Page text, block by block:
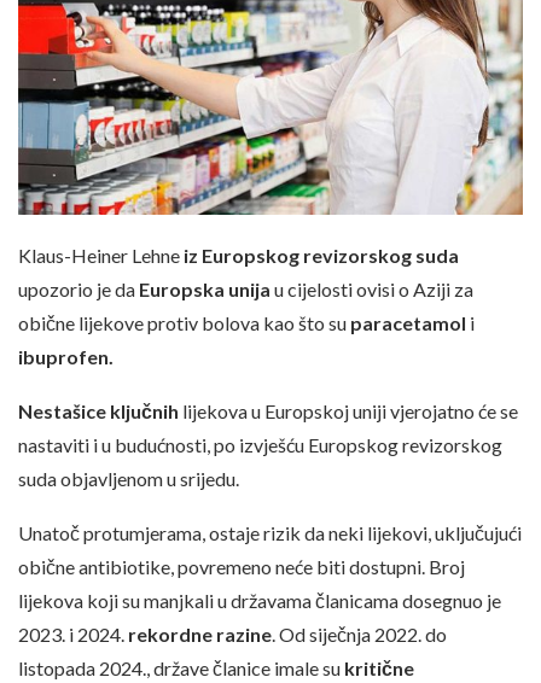
Klaus-Heiner Lehne iz Europskog revizorskog suda
upozorio je da Europska unija u cijelosti ovisi o Aziji za
obične lijekove protiv bolova kao što su paracetamol i
ibuprofen.
Nestašice ključnih lijekova u Europskoj uniji vjerojatno će se
nastaviti i u budućnosti, po izvješću Europskog revizorskog
suda objavljenom u srijedu.
Unatoč protumjerama, ostaje rizik da neki lijekovi, uključujući
obične antibiotike, povremeno neće biti dostupni. Broj
lijekova koji su manjkali u državama članicama dosegnuo je
2023. i 2024. rekordne razine . Od siječnja 2022. do
listopada 2024., države članice imale su kritične